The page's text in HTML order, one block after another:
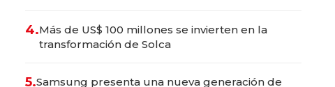
4.Más de US$ 100 millones se invierten en la
transformación de Solca
5.Samsung presenta una nueva generación de